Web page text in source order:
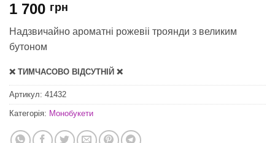
1 700 грн
Надзвичайно ароматні рожевіі троянди з великим
бутоном
❌ ТИМЧАСОВО ВІДСУТНІЙ ❌
Артикул: 41432
Категорія: Монобукети